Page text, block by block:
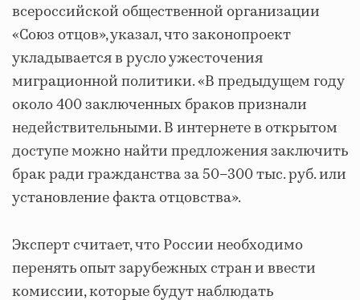
всероссийской общественной организации
«Союз отцов», указал, что законопроект
укладывается в русло ужесточения
миграционной политики. «В предыдущем году
около 400 заключенных браков признали
недействительными. В интернете в открытом
доступе можно найти предложения заключить
брак ради гражданства за 50–300 тыс. руб. или
установление факта отцовства».
Эксперт считает, что России необходимо
перенять опыт зарубежных стран и ввести
комиссии, которые будут наблюдать